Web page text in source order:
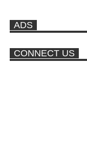
ποτέ ξανά!
ADS
CONNECT US